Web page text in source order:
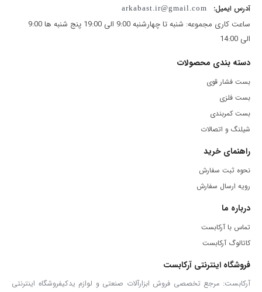
آزمایش‌هایی انجام.
مقاوم در برابر خوردگی، پوسیدگی و فرسایش هستند.
این بست‌ها به دلیل تنوع بالا و هماهنگی با استانداردهای
بین‌المللی همچنین پرکاربرد هستند.
شلنگ آب کشاورزی یا جنت های فشارقوی از عمومی ترین
مصارف آنها هستند.
بست استیل آچاری 17/19
بست آچاری زمانی کارایی خود را نشان میدهد که سایر بست
ها به کار نیایند.
این بست ها معمولا در سیستم های مکش هوا کاربرد دارند
آدرس ایمیل: arkabast.ir@gmail.com
ساعت کاری مجموعه: شنبه تا چهارشنبه 9:00 الی 19:00 پنج شنبه ها 9:00
الی 14:00
دسته بندی محصولات
بست فشار قوی
بست فلزی
بست کمربندی
شیلنگ و اتصالات
راهنمای خرید
نحوه ثبت سفارش
رویه ارسال سفارش
درباره ما
تماس با آرکابست
کاتالوگ آرکابست
فروشگاه اینترنتی آرکابست
آرکابست: مرجع تخصصی فروش ابزارآلات صنعتی و لوازم یدکیفروشگاه اینترنتی